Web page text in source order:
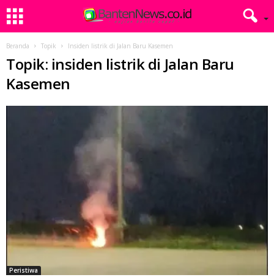
Beranda Topik Insiden listrik di Jalan Baru Kasemen
Topik: insiden listrik di Jalan Baru
Kasemen
Peristiwa